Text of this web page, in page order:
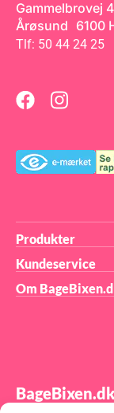
Gammelbrovej 4
Årøsund 6100
Tlf: 50 44 24 25
Produkter
Kundeservice
Om